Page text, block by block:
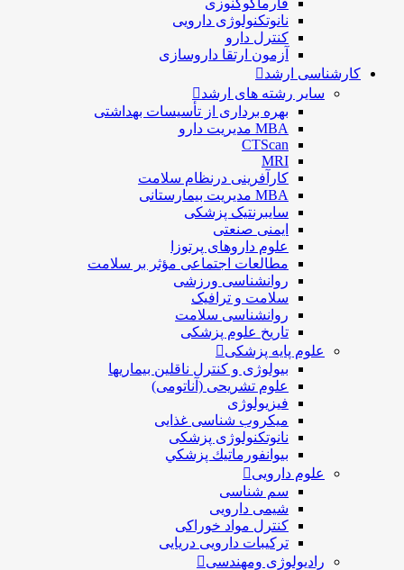
فارماكوگنوزی
نانوتکنولوژی دارویی
كنترل دارو
آزمون ارتقا داروسازی
کارشناسی ارشد
سایر رشته های ارشد
بهره برداری از تأسیسات بهداشتی
MBA مدیریت دارو
CTScan
MRI
کارآفرینی درنظام سلامت
MBA مدیریت بیمارستانی
سایبرنتیک پزشکی
ایمنی صنعتی
علوم داروهای پرتوزا
مطالعات اجتماعی مؤثر بر سلامت
روانشناسی ورزشی
سلامت و ترافیک
روانشناسی سلامت
تاریخ علوم پزشکی
علوم پایه پزشکی
بیولوژی و کنترل ناقلین بیماریها
علوم تشریحی (آناتومی)
فیزیولوژی
ميكروب شناسی غذایی
نانوتکنولوژی پزشکی
بيوانفورماتيك پزشكي
علوم دارویی
سم شناسی
شیمی دارویی
کنترل مواد خوراکی
ترکیبات دارویی دریایی
رادیولوژی ومهندسی